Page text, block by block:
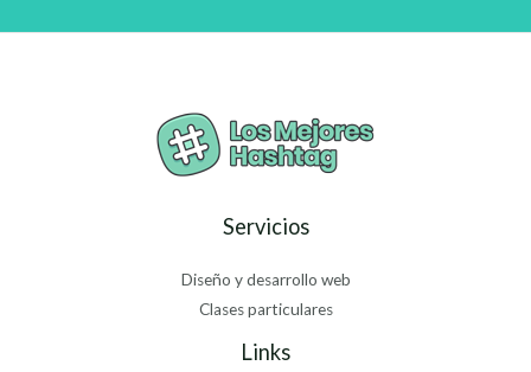
Servicios
Diseño y desarrollo web
Clases particulares
Links